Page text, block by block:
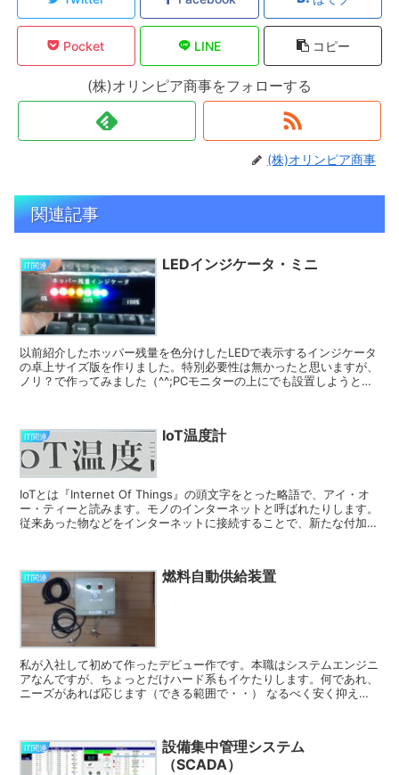
Pocket LINE コピー
(株)オリンピア商事をフォローする
(株)オリンピア商事
関連記事
IT関連 LEDインジケータ・ミニ
以前紹介したホッパー残量を色分けしたLEDで表示するインジケータ
の卓上サイズ版を作りました。特別必要性は無かったと思いますが、
ノリ？で作ってみました（^^;PCモニターの上にでも設置しようと思
IT関連 IoT温度計
IoTとは『Internet Of Things』の頭文字をとった略語で、アイ・オ
ー・ティーと読みます。モノのインターネットと呼ばれたりします。
従来あった物などをインターネットに接続することで、新たな付加価
IT関連 燃料自動供給装置
私が入社して初めて作ったデビュー作です。本職はシステムエンジニ
アなんですが、ちょっとだけハード系もイケたりします。何であれ、
ニーズがあれば応じます（できる範囲で・・） なるべく安く抑えた
IT関連
設備集中管理システム
（SCADA）